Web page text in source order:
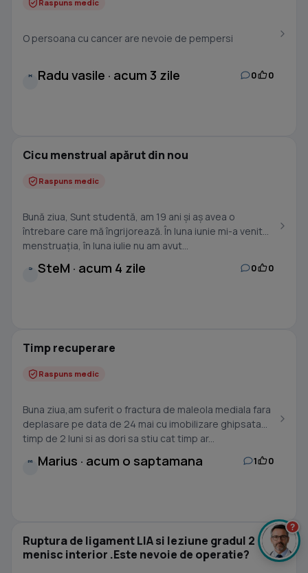
Raspuns medic
O persoana cu cancer are nevoie de pempersi
R Radu vasile · acum 3 zile 0 0
Cicu menstrual apărut din nou
Raspuns medic
Bună ziua, Sunt studentă, am 19 ani și aș avea o
întrebare care mă îngrijorează. În luna iunie mi-a venit
menstruația, în luna iulie nu am avut...
S SteM · acum 4 zile 0 0
Timp recuperare
Raspuns medic
Buna ziua,am suferit o fractura de maleola mediala fara
deplasare pe data de 24 mai cu imobilizare ghipsata
timp de 2 luni si as dori sa stiu cat timp ar...
M Marius · acum o saptamana 1 0
Ruptura de ligament LIA si leziune gradul 2
menisc interior .Este nevoie de operatie?
?